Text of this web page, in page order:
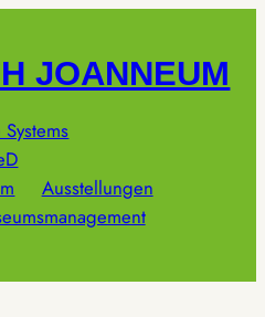
JOANNEUM
Ausstellungen